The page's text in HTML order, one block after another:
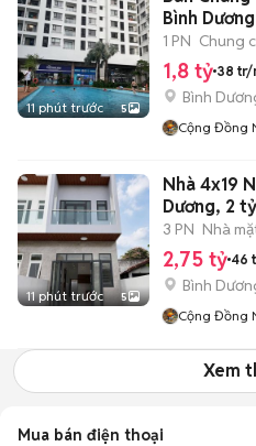
11 phút trước 5
Bình
1 PN Chung
1,8 tỷ 38 tr/
Bình
Cộng Đồng
11 phút trước 5
Nhà 4x19
Dương, 2
3 PN Nhà
2,75 tỷ 46
Bình
Cộng Đồng
Xem
Mua bán điện thoại